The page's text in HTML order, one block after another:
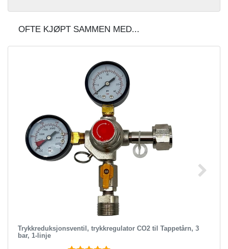
OFTE KJØPT SAMMEN MED...
Trykkreduksjonsventil, trykkregulator CO2 til Tappetårn, 3
bar, 1-linje